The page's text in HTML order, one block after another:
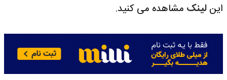
اینلینک مشاهده می کنید.